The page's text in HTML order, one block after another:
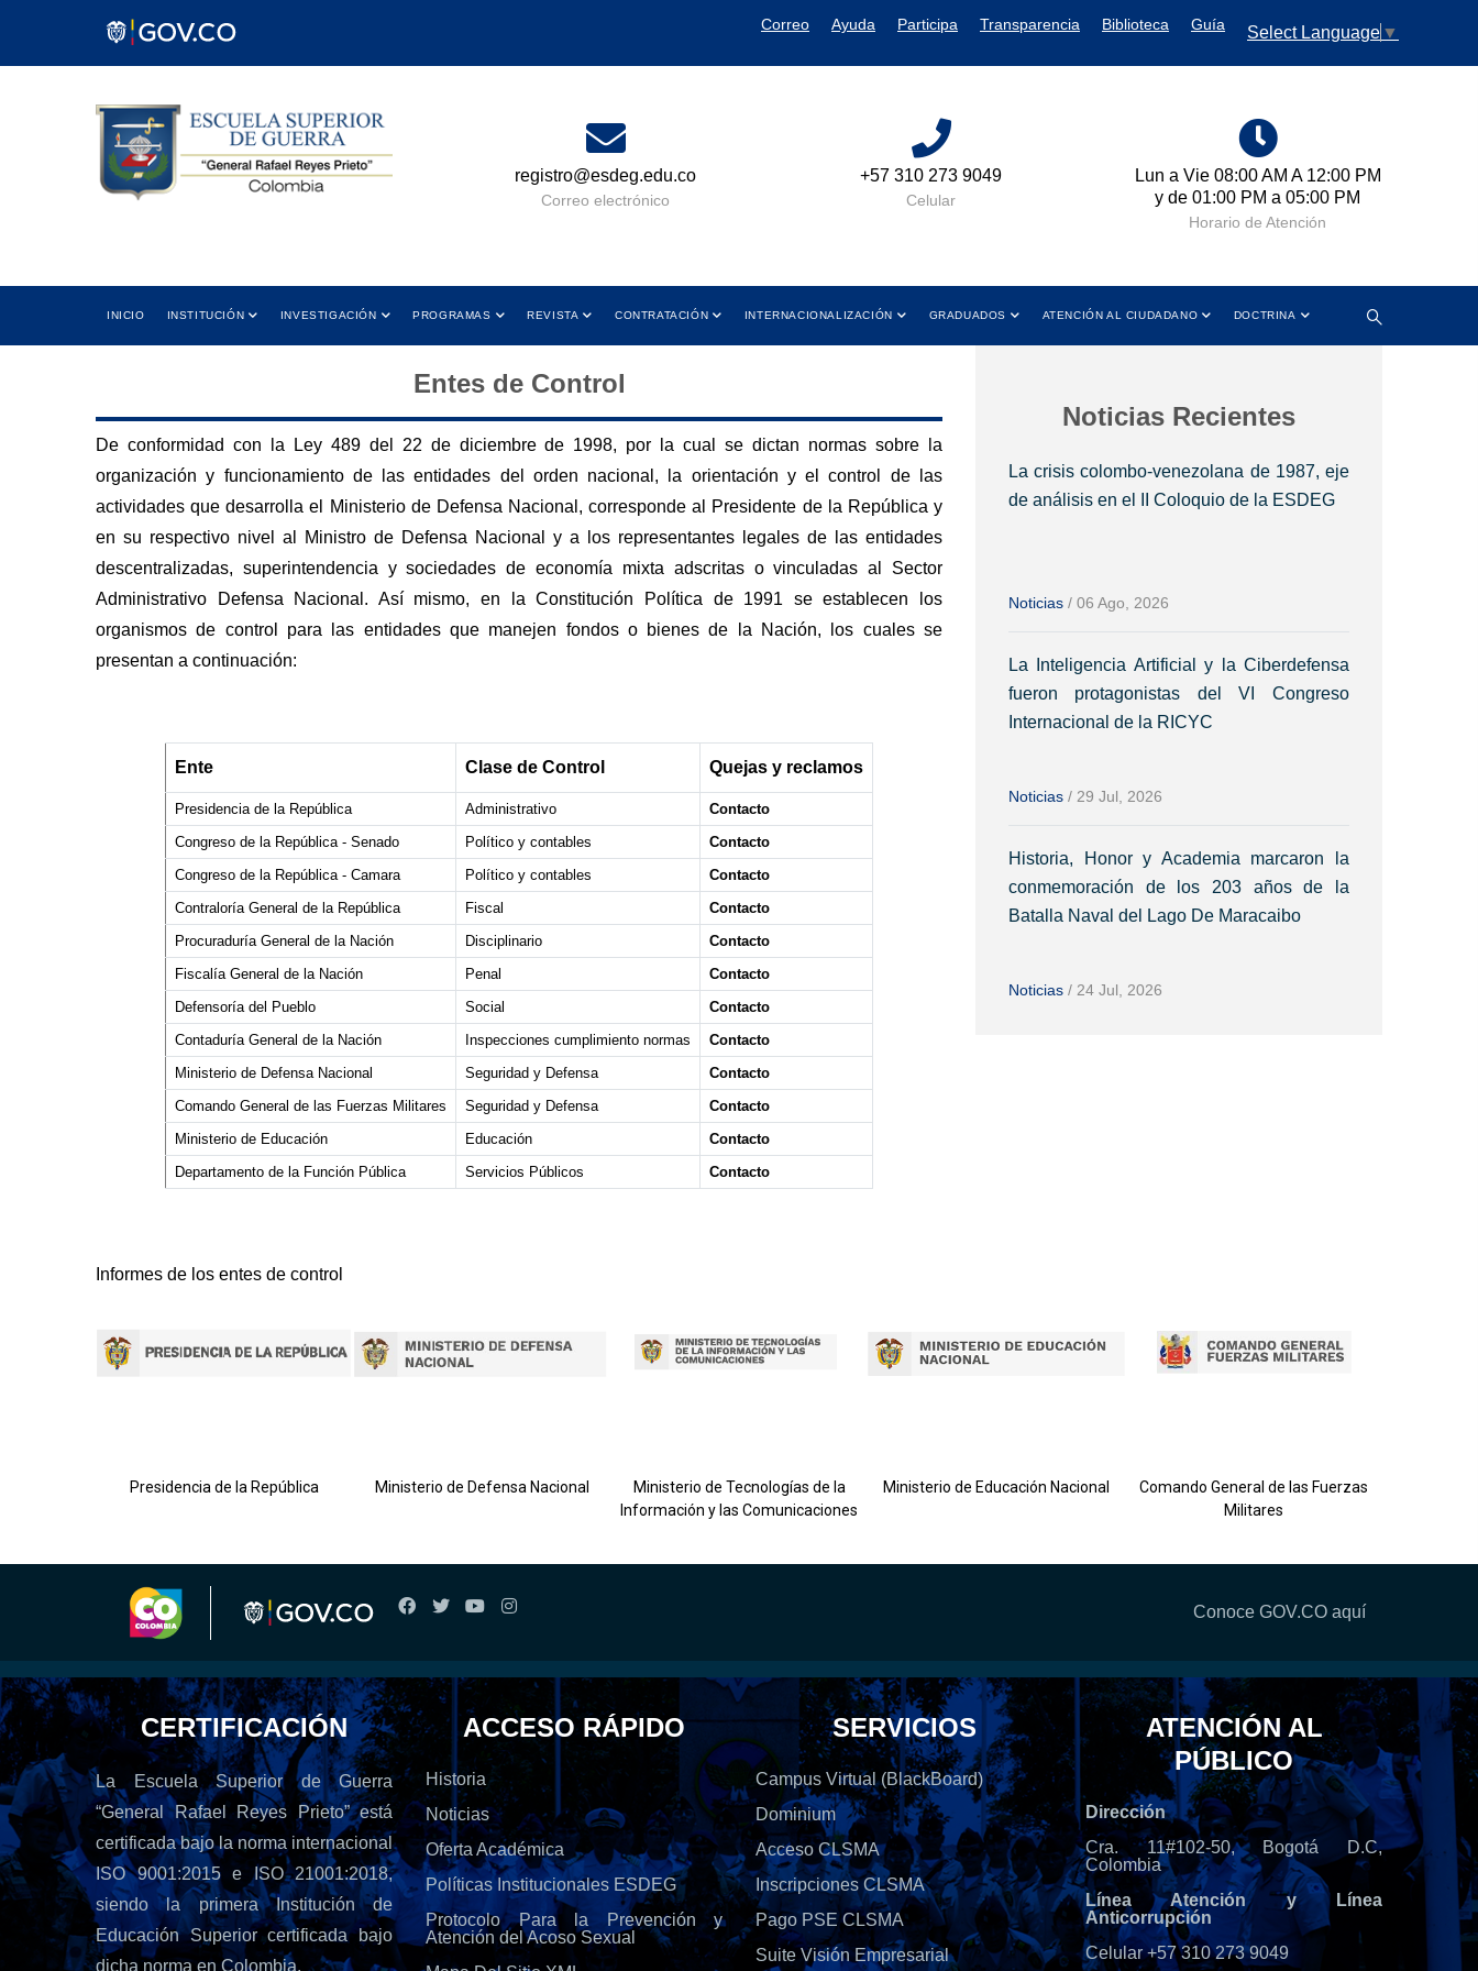
Correo Ayuda Participa Transparencia Biblioteca Guía Select Language ▼
Cra 11 No. 102-50 Bogotá D.C.,
Colombia
registro@esdeg.edu.co
Correo electrónico
+57 310 273 9049
Celular
Lun a Vie 08:00 AM A 12:00 PM
y de 01:00 PM a 05:00 PM
Horario de Atención
Main
INICIO INSTITUCIÓN INVESTIGACIÓN PROGRAMAS REVISTA CONTRATACIÓN INTERNACIONALIZACIÓN GRADUADOS ATENCIÓN AL CIUDADANO DOCTRINA
Entes de Control
De conformidad con la Ley 489 del 22 de diciembre de 1998, por la cual se dictan normas sobre la
organización y funcionamiento de las entidades del orden nacional, la orientación y el control de las
actividades que desarrolla el Ministerio de Defensa Nacional, corresponde al Presidente de la República y
en su respectivo nivel al Ministro de Defensa Nacional y a los representantes legales de las entidades
descentralizadas, superintendencia y sociedades de economía mixta adscritas o vinculadas al Sector
Administrativo Defensa Nacional. Así mismo, en la Constitución Política de 1991 se establecen los
organismos de control para las entidades que manejen fondos o bienes de la Nación, los cuales se
presentan a continuación:
Ente Clase de Control Quejas y reclamos
Presidencia de la República Administrativo
Contacto
Congreso de la República - Senado
Político y contables
Contacto
Congreso de la República - Camara
Político y contables
Contacto
Contraloría General de la República
Fiscal
Contacto
Procuraduría General de la Nación
Disciplinario
Contacto
Fiscalía General de la Nación
Penal
Contacto
Defensoría del Pueblo
Social
Contacto
Contaduría General de la Nación
Inspecciones cumplimiento normas
Contacto
Ministerio de Defensa Nacional
Seguridad y Defensa
Contacto
Comando General de las Fuerzas Militares
Seguridad y Defensa
Contacto
Ministerio de Educación
Educación
Contacto
Departamento de la Función Pública
Servicios Públicos Contacto
Informes de los entes de control
Noticias Recientes
La crisis colombo-venezolana de 1987, eje
de análisis en el II Coloquio de la ESDEG
Noticias / 06 Ago, 2026
La Inteligencia Artificial y la Ciberdefensa
fueron protagonistas del VI Congreso
Internacional de la RICYC
Noticias / 29 Jul, 2026
Historia, Honor y Academia marcaron la
conmemoración de los 203 años de la
Batalla Naval del Lago De Maracaibo
Noticias / 24 Jul, 2026
Presidencia de la República
Ministerio de Defensa Nacional
Ministerio de Tecnologías de la
Información y las Comunicaciones
Ministerio de Educación Nacional
Comando General de las Fuerzas
Militares
Conoce GOV.CO aquí
CERTIFICACIÓN
La Escuela Superior de Guerra
“General Rafael Reyes Prieto” está
certificada bajo la norma internacional
ISO 9001:2015 e ISO 21001:2018,
siendo la primera Institución de
Educación Superior certificada bajo
dicha norma en Colombia.
ACCESO RÁPIDO
Historia
Noticias
Oferta Académica
Políticas Institucionales ESDEG
Protocolo Para la Prevención y
Atención del Acoso Sexual
SERVICIOS
Campus Virtual (BlackBoard)
Dominium
Acceso CLSMA
Inscripciones CLSMA
Pago PSE CLSMA
Suite Visión Empresarial
ATENCIÓN AL
PÚBLICO
Dirección
Cra. 11#102-50, Bogotá D.C,
Colombia
Línea Atención y Línea
Anticorrupción
Celular +57 310 273 9049